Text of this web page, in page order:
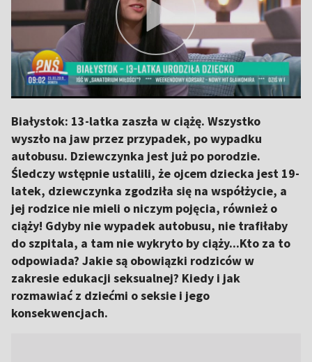
Białystok: 13-latka zaszła w ciążę. Wszystko
wyszło na jaw przez przypadek, po wypadku
autobusu. Dziewczynka jest już po porodzie.
Śledczy wstępnie ustalili, że ojcem dziecka jest 19-
latek, dziewczynka zgodziła się na współżycie, a
jej rodzice nie mieli o niczym pojęcia, również o
ciąży! Gdyby nie wypadek autobusu, nie trafiłaby
do szpitala, a tam nie wykryto by ciąży...Kto za to
odpowiada? Jakie są obowiązki rodziców w
zakresie edukacji seksualnej? Kiedy i jak
rozmawiać z dziećmi o seksie i jego
konsekwencjach.